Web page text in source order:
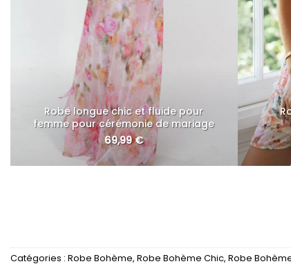
Robe longue chic et fluide pour
femme pour cérémonie de mariage
69,99€
Catégories : Robe Bohème, Robe Bohème Chic, Robe